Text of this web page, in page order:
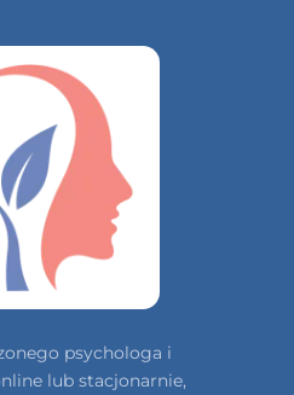
psychologa i
lub stacjonarnie,